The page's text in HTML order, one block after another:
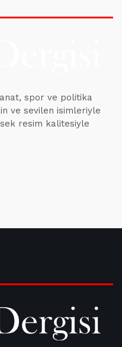
spor ve politika
ve sevilen isimleriyle
resim kalitesiyle